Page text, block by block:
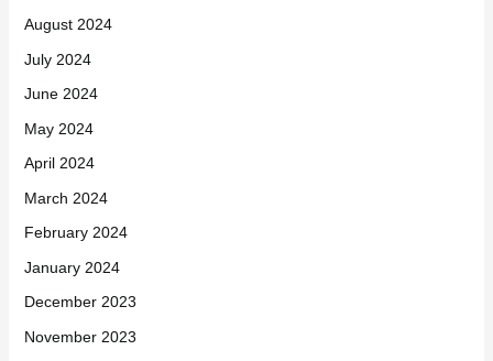
August 2024
July 2024
June 2024
May 2024
April 2024
March 2024
February 2024
January 2024
December 2023
November 2023